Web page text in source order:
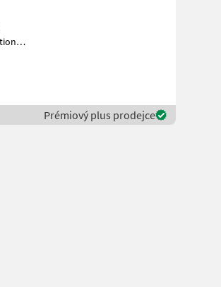
Prémiový plus prodejce